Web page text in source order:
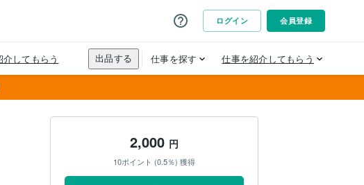
2,000 円
10ポイント (0.5％) 獲得